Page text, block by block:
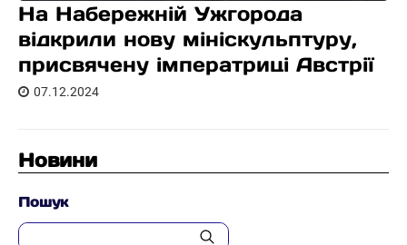
На Набережній Ужгорода
відкрили нову мініскульптуру,
присвячену імператриці Австрії
07.12.2024
Новини
Пошук